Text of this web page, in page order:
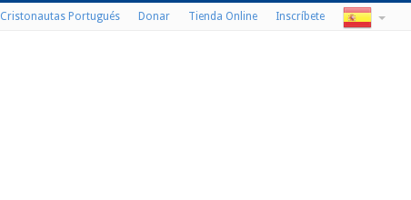
Cristonautas Portugués Donar Tienda Online Inscríbete